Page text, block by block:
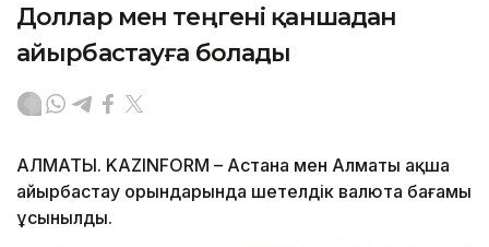
Доллар мен теңгені қаншадан
айырбастауға болады
АЛМАТЫ. KAZINFORM – Астана мен Алматы ақша
айырбастау орындарында шетелдік валюта бағамы
ұсынылды.